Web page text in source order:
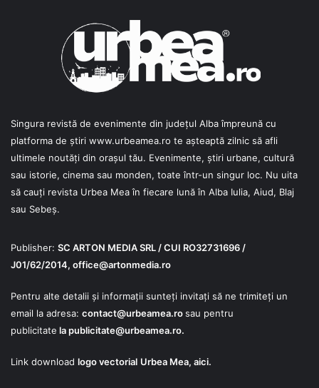
Singura revistă de evenimente din județul Alba împreună cu
platforma de știri www.urbeamea.ro te așteaptă zilnic să afli
ultimele noutăți din orașul tău. Evenimente, știri urbane, cultură
sau istorie, cinema sau monden, toate într-un singur loc. Nu uita
să cauți revista Urbea Mea în fiecare lună în Alba Iulia, Aiud, Blaj
sau Sebeș.
Publisher: SC ARTON MEDIA SRL / CUI RO32731696 /
J01/62/2014, office@artonmedia.ro
Pentru alte detalii și informații sunteți invitați să ne trimiteți un
email la adresa: contact@urbeamea.rosau pentru
publicitate lapublicitate@urbeamea.ro.
Link download logo vectorial Urbea Mea, aici.